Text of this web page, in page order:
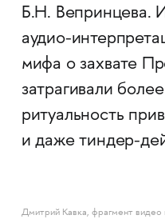
Б.Н. Вепринцева.
аудио-
мифа о захвате
затрагивали
ритуальность
и даже тиндер-
Дмитрий Кавка, фрагмент видео